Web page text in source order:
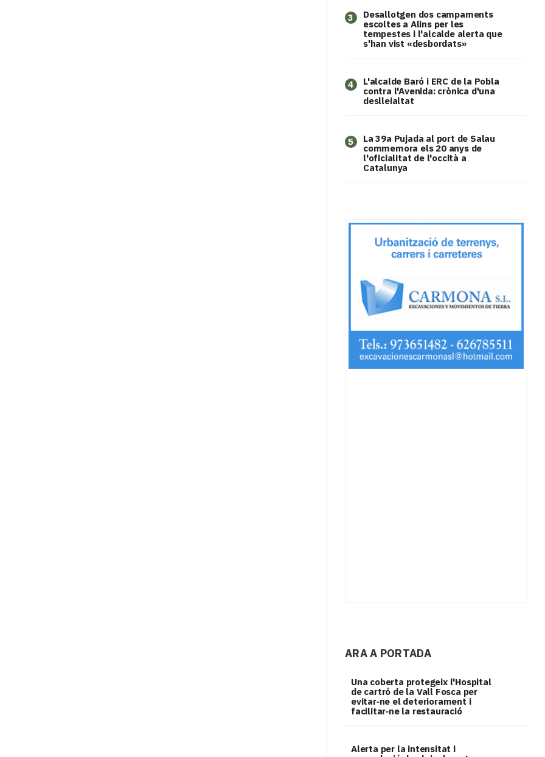
3
​Desallotgen dos campaments
escoltes a Alins per les
tempestes i l'alcalde alerta que
s'han vist «desbordats»
4
L'alcalde Baró i ERC de la Pobla
contra l'Avenida: crònica d'una
deslleialtat
5
​La 39a Pujada al port de Salau
commemora els 20 anys de
l'oficialitat de l'occità a
Catalunya
ARA A PORTADA
Una coberta protegeix l'Hospital
de cartró de la Vall Fosca per
evitar‑ne el deteriorament i
facilitar‑ne la restauració
Alerta per la intensitat i